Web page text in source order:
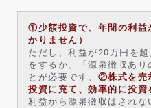
①少額投資で、年間の利益
かりません）
ただし、利益が20万円を
をするか、「源泉徴収あり
とが必要です。 ②株式を売
投資に充て、効率的に投資
利益から源泉徴収はされ